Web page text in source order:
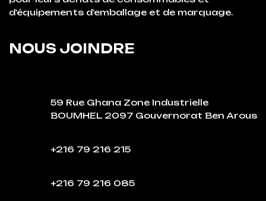
d’équipements d’emballage et de marquage.
NOUS JOINDRE
59 Rue Ghana Zone Industrielle
BOUMHEL 2097 Gouvernorat Ben Arous
+216 79 216 215
+216 79 216 085